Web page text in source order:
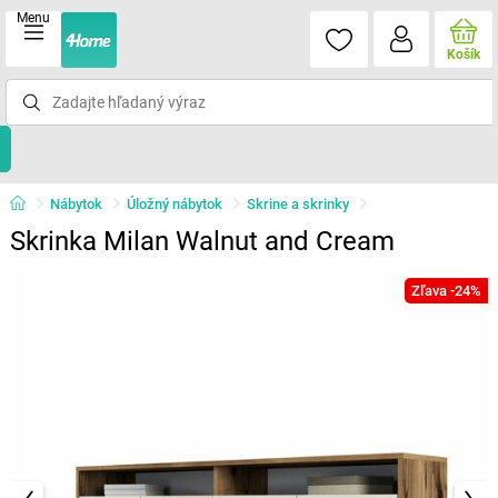
Menu
Košík
Nábytok Úložný nábytok Skrine a skrinky
Skrinka Milan Walnut and Cream
Zľava -24%